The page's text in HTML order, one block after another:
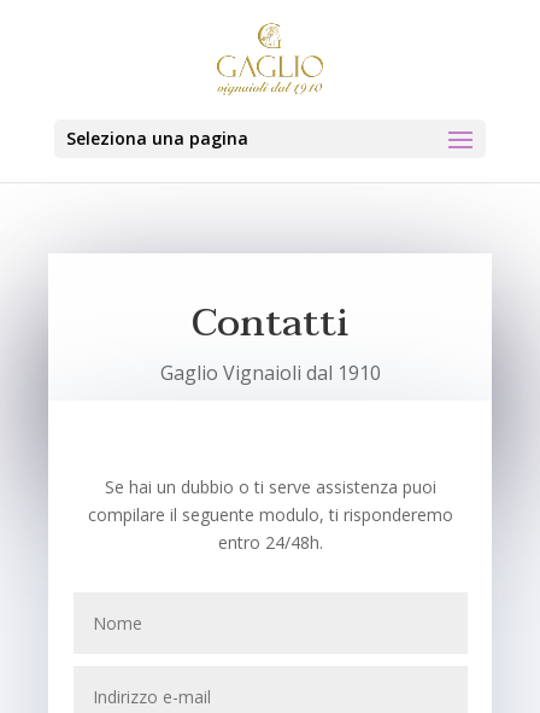
Seleziona una pagina
Contatti
Gaglio Vignaioli dal 1910
Se hai un dubbio o ti serve assistenza puoi
compilare il seguente modulo, ti risponderemo
entro 24/48h.